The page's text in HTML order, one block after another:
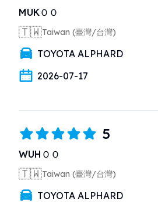
MUKＯＯ
🇹🇼Taiwan (臺灣/台灣)
TOYOTA ALPHARD
2026-07-17
5
WUHＯＯ
🇹🇼Taiwan (臺灣/台灣)
TOYOTA ALPHARD